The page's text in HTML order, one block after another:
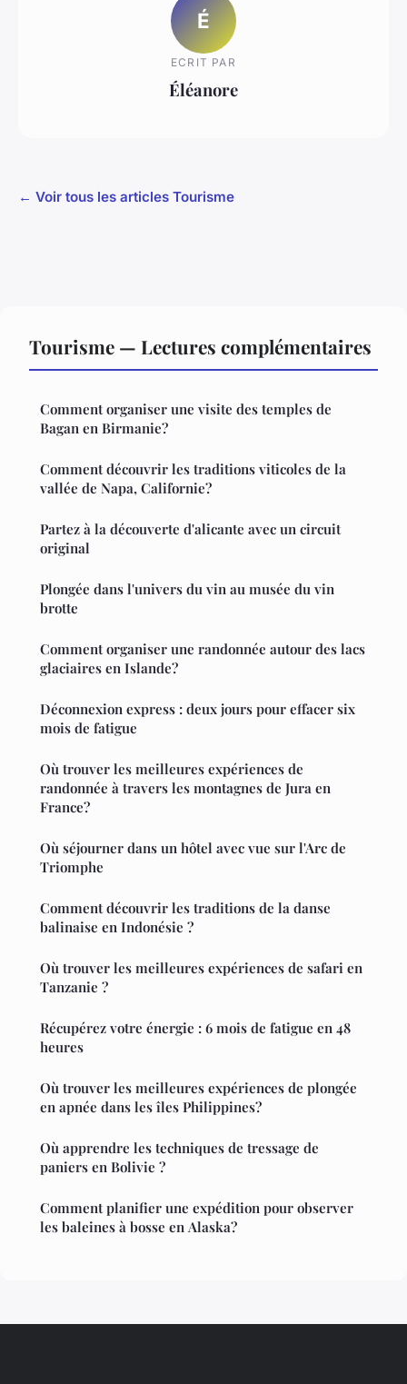
É
ECRIT PAR
Éléanore
← Voir tous les articles Tourisme
Tourisme — Lectures complémentaires
Comment organiser une visite des temples de
Bagan en Birmanie?
Comment découvrir les traditions viticoles de la
vallée de Napa, Californie?
Partez à la découverte d'alicante avec un circuit
original
Plongée dans l'univers du vin au musée du vin
brotte
Comment organiser une randonnée autour des lacs
glaciaires en Islande?
Déconnexion express : deux jours pour effacer six
mois de fatigue
Où trouver les meilleures expériences de
randonnée à travers les montagnes de Jura en
France?
Où séjourner dans un hôtel avec vue sur l'Arc de
Triomphe
Comment découvrir les traditions de la danse
balinaise en Indonésie ?
Où trouver les meilleures expériences de safari en
Tanzanie ?
Récupérez votre énergie : 6 mois de fatigue en 48
heures
Où trouver les meilleures expériences de plongée
en apnée dans les îles Philippines?
Où apprendre les techniques de tressage de
paniers en Bolivie ?
Comment planifier une expédition pour observer
les baleines à bosse en Alaska?